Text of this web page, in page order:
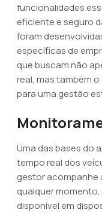
funcionalidades
eficiente e seguro
foram
específicas de
que buscam não
real, mas também
para uma gestão
Uma das bases do
tempo real dos
gestor acompanhe
qualquer
disponível em